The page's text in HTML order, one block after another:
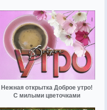
Нежная открытка Доброе утро!
С милыми цветочками